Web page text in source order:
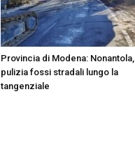
Provincia di Modena: Nonantola,
pulizia fossi stradali lungo la
tangenziale